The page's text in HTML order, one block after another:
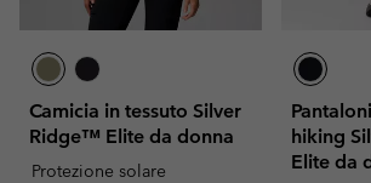
Camicia in tessuto Silver
Ridge™ Elite da donna
Protezione solare
hiking
Elite da